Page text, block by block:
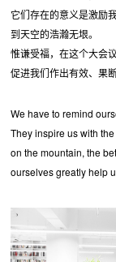
它们存在的意义是激励
到天空的浩瀚无垠。
惟谦受福，在这个大会
促进我们作出有效、果
We have to remind
They inspire us with
on the mountain, the
ourselves greatly help